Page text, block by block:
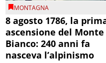
MONTAGNA
8 agosto 1786, la
ascensione del Monte
Bianco: 240 anni fa
nasceva l’alpinismo